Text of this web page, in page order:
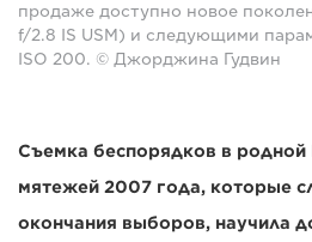
продаже доступно новое
f/2.8 IS USM) и следующими
ISO 200. © Джорджина Гудвин
Съемка беспорядков в родной
мятежей 2007 года, которые
окончания выборов, научила